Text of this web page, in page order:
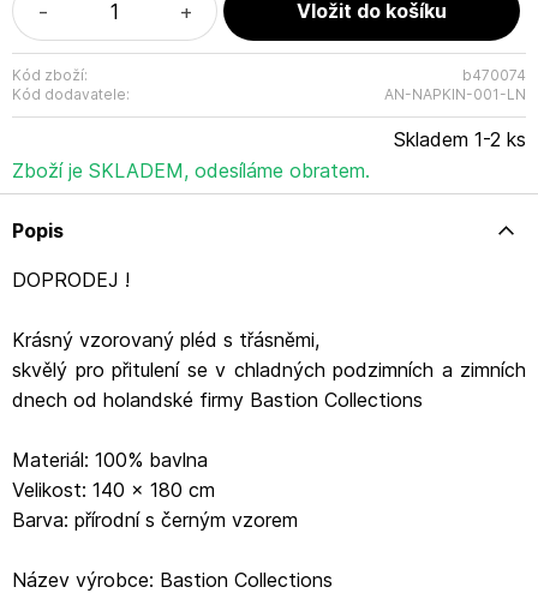
- +
Kód zboží:
b470074
Kód dodavatele:
AN-NAPKIN-001-LN
Skladem 1-2 ks
Zboží je SKLADEM, odesíláme obratem.
Popis
DOPRODEJ !
Krásný vzorovaný pléd s třásněmi,
skvělý pro přitulení se v chladných podzimních a zimních
dnech od holandské firmy Bastion Collections
Materiál: 100% bavlna
Velikost: 140 x 180 cm
Barva: přírodní s černým vzorem
Název výrobce: Bastion Collections